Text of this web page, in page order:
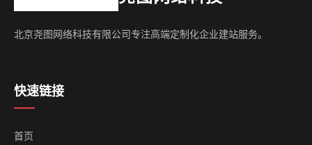
北京尧图网络科技有限公司专注高端定制化企业建站服务。
快速链接
首页